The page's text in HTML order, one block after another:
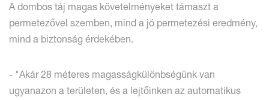
A dombos táj magas követelményeket támaszt a
permetezővel szemben, mind a jó permetezési eredmény,
mind a biztonság érdekében.
- "Akár 28 méteres magasságkülönbségünk van
ugyanazon a területen, és a lejtőinken az automatikus